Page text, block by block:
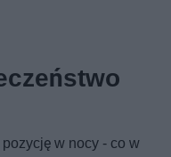
w nocy - co w